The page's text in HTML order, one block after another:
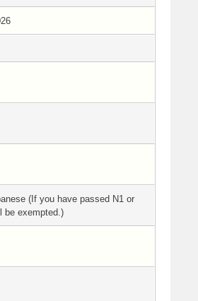
(If you have passed N1 or
be exempted.)